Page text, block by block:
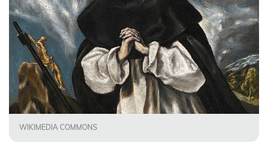
WIKIMEDIA COMMONS